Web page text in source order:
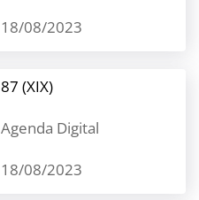
18/08/2023
87 (XIX)
Agenda Digital
18/08/2023